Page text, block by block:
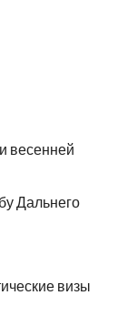
весенней
Дальнего
визы